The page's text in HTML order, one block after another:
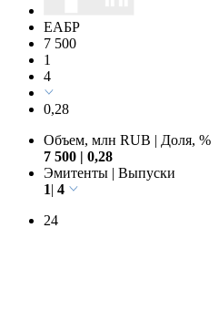
ЕАБР
7 500
1
4
0,28
Объем, млн RUB | Доля, %
7 500 | 0,28
Эмитенты | Выпуски
1| 4
24